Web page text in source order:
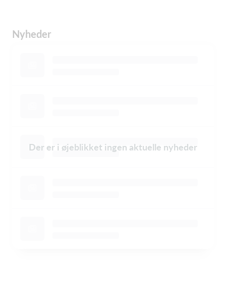
Nyheder
Der er i øjeblikket ingen aktuelle nyheder